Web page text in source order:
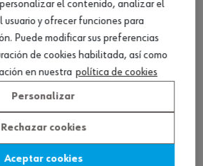
el contenido, analizar el
y ofrecer funciones para
Puede modificar sus preferencias
de cookies habilitada, así como
en nuestra política de cookies
Personalizar
Rechazar cookies
Aceptar cookies